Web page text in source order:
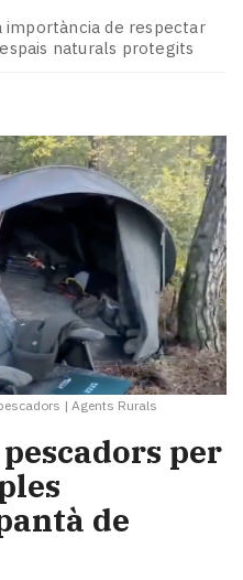
importància de respectar
naturals protegits
| Agents Rurals
per
de